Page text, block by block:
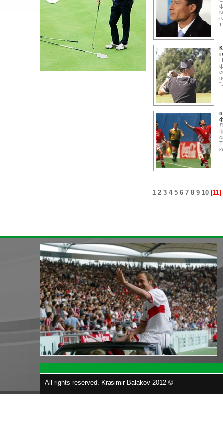
1 2 3 4 5 6 7 8 9 10 [11]
All rights reserved. Krasimir Balakov 2012 ©